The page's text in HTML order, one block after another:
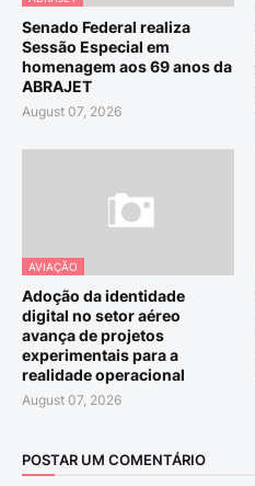
Senado Federal realiza
Sessão Especial em
homenagem aos 69 anos da
ABRAJET
August 07, 2026
AVIAÇÃO
Adoção da identidade
digital no setor aéreo
avança de projetos
experimentais para a
realidade operacional
August 07, 2026
POSTAR UM COMENTÁRIO